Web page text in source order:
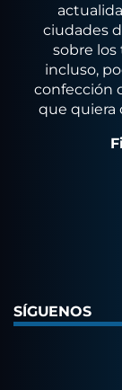
ciudades
sobre los
incluso,
confección
que quiera
SÍGUENOS